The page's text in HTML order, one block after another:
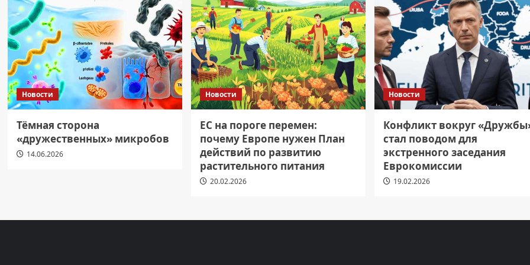
Новости
Тёмная сторона
«дружественных» микробов
14.06.2026
Новости
ЕС на пороге перемен:
почему Европе нужен План
действий по развитию
растительного питания
20.02.2026
Новости
Конфликт вокруг
стал поводом для
экстренного заседания
Еврокомиссии
19.02.2026